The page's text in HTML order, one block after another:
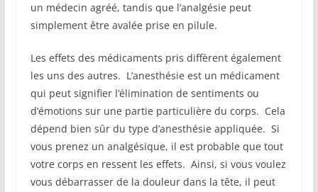
un médecin agréé, tandis que l’analgésie peut
simplement être avalée prise en pilule.
Les effets des médicaments pris diffèrent également
les uns des autres. L’anesthésie est un médicament
qui peut signifier l’élimination de sentiments ou
d’émotions sur une partie particulière du corps. Cela
dépend bien sûr du type d’anesthésie appliquée. Si
vous prenez un analgésique, il est probable que tout
votre corps en ressent les effets. Ainsi, si vous voulez
vous débarrasser de la douleur dans la tête, il peut